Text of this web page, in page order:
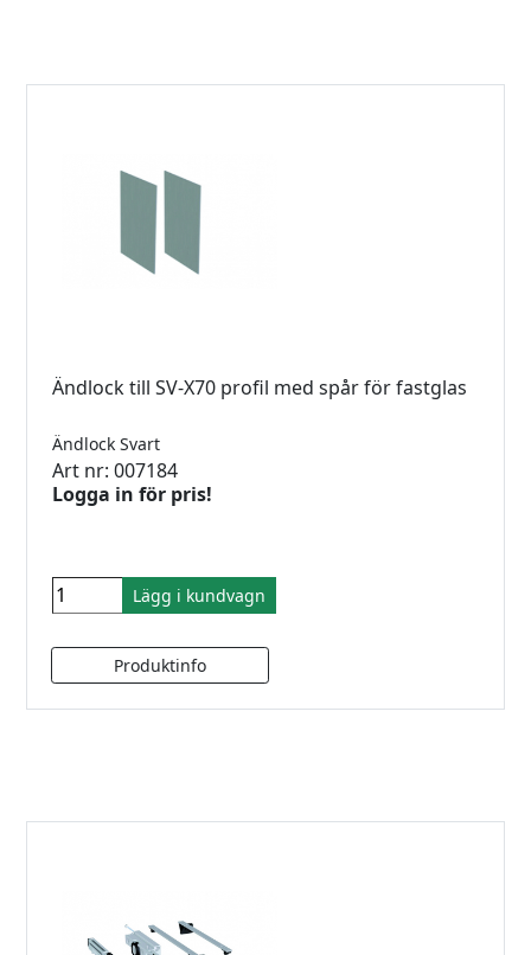
Ändlock till SV-X70 profil med spår för fastglas
Ändlock Svart
Art nr: 007184
Logga in för pris!
Lägg i kundvagn